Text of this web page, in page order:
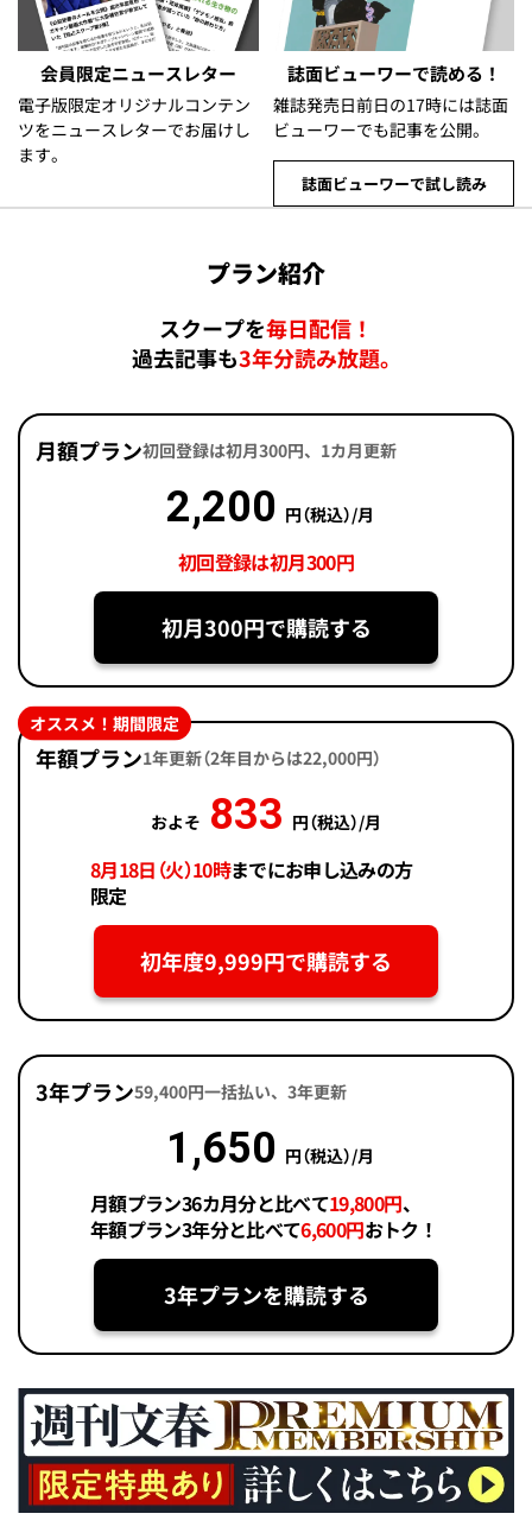
会員限定ニュースレター
電子版限定オリジナルコンテン
ツをニュースレターでお届けし
ます。
誌面ビューワーで読める！
雑誌発売日前日の17時には誌面
ビューワーでも記事を公開。
誌面ビューワーで試し読み
プラン紹介
スクープを毎日配信！
過去記事も3年分読み放題。
月額プラン初回登録は初月300円、1カ月更新
2,200 円（税込）/月
初回登録は初月300円
初月300円で購読する
年額プラン1年更新（2年目からは22,000円）
およそ 833 円（税込）/月
8月18日（火）10時までにお申し込みの方
限定
初年度9,999円で購読する
オススメ！期間限定
3年プラン59,400円一括払い、3年更新
1,650 円（税込）/月
月額プラン36カ月分と比べて19,800円、
年額プラン3年分と比べて6,600円おトク！
3年プランを購読する